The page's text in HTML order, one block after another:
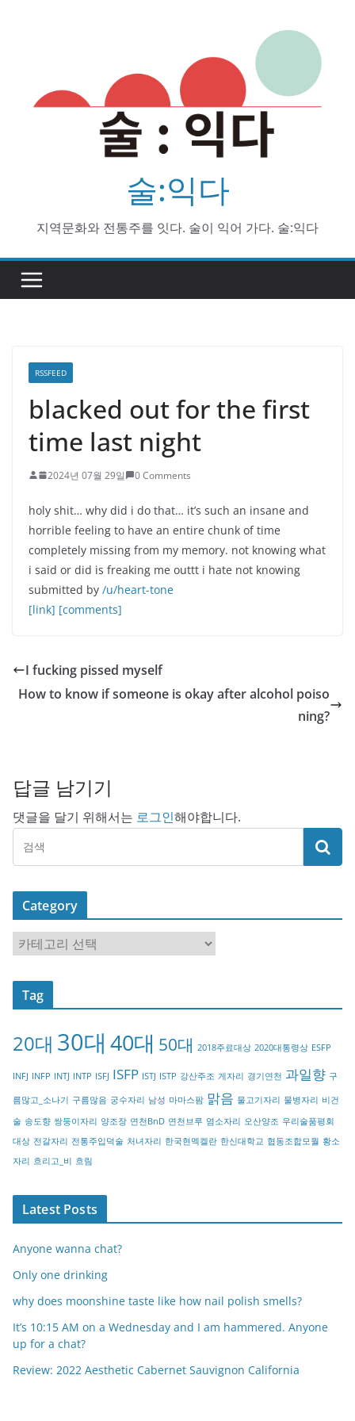
술:익다
지역문화와 전통주를 잇다. 술이 익어 가다. 술:익다
RSSFEED
blacked out for the first
time last night
2024년 07월 29일 0 Comments
holy shit… why did i do that… it’s such an insane and
horrible feeling to have an entire chunk of time
completely missing from my memory. not knowing what
i said or did is freaking me outtt i hate not knowing
submitted by /u/heart-tone
[link] [comments]
I fucking pissed myself
How to know if someone is okay after alcohol poiso
ning?
답글 남기기
댓글을 달기 위해서는 로그인해야합니다.
Category
a
t
o
y
Tag
20대 30대 40대 50대 2018주료대상 2020대통령상 ESFP
INFJ INFP INTJ INTP ISFJ ISFP ISTJ ISTP 강산주조 게자리 경기연천 과일향 구
름많고_소나기 구름많음 궁수자리 남성 마마스팜 맑음 물고기자리 물병자리 비건
술 송도향 쌍둥이자리 양조장 연천BnD 연천브루 염소자리 오산양조 우리술품평회
대상 전갈자리 전통주입덕술 처녀자리 한국현멕켈란 한신대학교 협동조합모월 황소
자리 흐리고_비 흐림
Latest Posts
Anyone wanna chat?
Only one drinking
why does moonshine taste like how nail polish smells?
It’s 10:15 AM on a Wednesday and I am hammered. Anyone
up for a chat?
Review: 2022 Aesthetic Cabernet Sauvignon California